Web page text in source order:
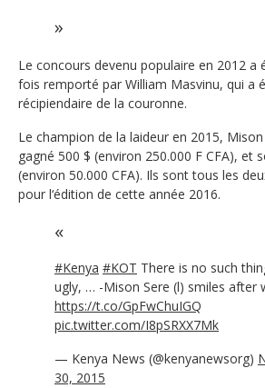
Le concours devenu populaire en 2012 a
fois remporté par William Masvinu, qui a
récipiendaire de la couronne.
Le champion de la laideur en 2015,
gagné 500 $ (environ 250.000 F CFA), et
(environ 50.000 CFA). Ils sont tous les
pour l‘édition de cette année 2016.
#Kenya #KOT There is no such
ugly, … -Mison Sere (l) smiles after
https://t.co/GpFwChuIGQ
pic.twitter.com/I8pSRXX7Mk
— Kenya News (@kenyanewsorg)
30, 2015